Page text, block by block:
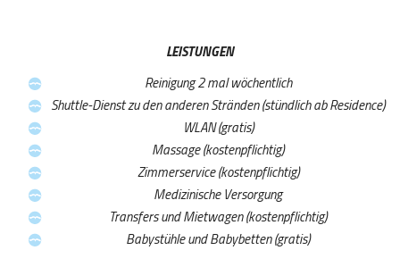
LEISTUNGEN
Reinigung 2 mal wöchentlich
Shuttle-Dienst zu denanderen Stränden (stündlich ab Residence)
WLAN (gratis)
Massage (kostenpflichtig)
Zimmerservice (kostenpflichtig)
Medizinische Versorgung
Transfers und Mietwagen (kostenpflichtig)
Babystühle und Babybetten (gratis)